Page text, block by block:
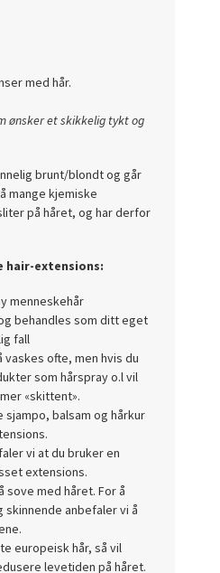
med hår.
ønsker et skikkelig tykt og
brunt/blondt og går
mange kjemiske
på håret, og har derfor
hair-extensions:
menneskehår
behandles som ditt eget
fall
ofte, men hvis du
som hårspray o.l vil
«skittent».
sjampo, balsam og hårkur
vi at du bruker en
extensions.
sove med håret. For å
anbefaler vi å
europeisk hår, så vil
levetiden på håret.